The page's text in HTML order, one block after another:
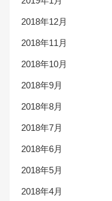
2018年12月
2018年11月
2018年10月
2018年9月
2018年8月
2018年7月
2018年6月
2018年5月
2018年4月